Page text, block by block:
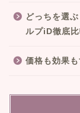
どっちを選
ルプiD徹底
価格も効果